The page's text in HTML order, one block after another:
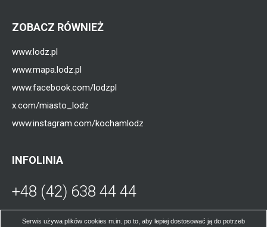
Serwis używa plików cookies m.in. po to, aby lepiej dostosować ją do potrzeb
ZOBACZ RÓWNIEŻ
www.lodz.pl
www.mapa.lodz.pl
www.facebook.com/lodzpl
x.com/miasto_lodz
www.instagram.com/kochamlodz
INFOLINIA
+48 (42) 638 44 44
się
W poniedziałki, środy, czwartki i piątki od